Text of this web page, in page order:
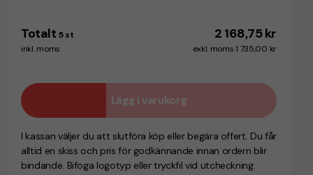
Totalt 5 st 2 168,75 kr
inkl. moms exkl. moms 1 735,00 kr
Lägg i varukorg
I kassan väljer du att slutföra köp eller begära offert. Du får
alltid en skiss och pris för godkännande innan ordern blir
bindande. Bifoga logotyp eller tryckfil vid utcheckning.